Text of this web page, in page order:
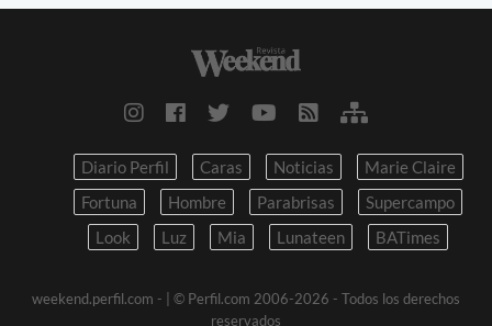
Diario Perfil Caras Noticias
Marie Claire
Fortuna
Hombre Parabrisas
Supercampo
Look
Luz Mia Lunateen BATimes
weekend.perfil.com -
| © Perfil.com 2006-2026 - Todos los derechos
reservados